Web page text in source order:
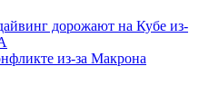
дорожают на Кубе из-
из-за Макрона